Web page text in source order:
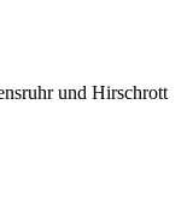
und Hirschrott